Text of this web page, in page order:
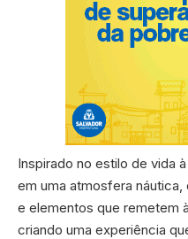
Inspirado no estilo de vida
em uma atmosfera
e elementos que remetem
criando uma experiência